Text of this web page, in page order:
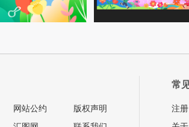
网站公约
版权声明
常
注册